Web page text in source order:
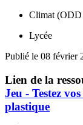
Climat (ODD
Lycée
Publié le 08 février
Lien de la
Jeu - Testez
plastique